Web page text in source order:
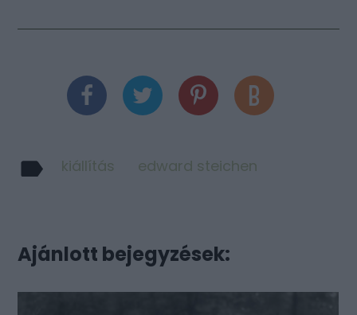
kiállítás edward steichen
Ajánlott bejegyzések: